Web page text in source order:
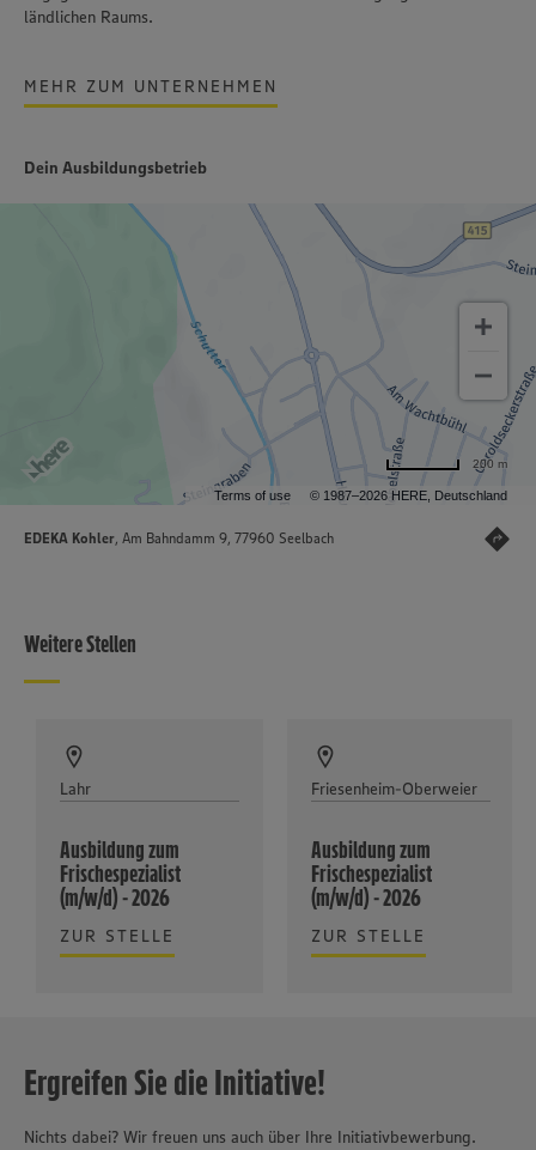
ländlichen Raums.
MEHR ZUM UNTERNEHMEN
Dein Ausbildungsbetrieb
Terms of use © 1987–2026 HERE, Deutschland
200 m
EDEKA Kohler, Am Bahndamm 9, 77960 Seelbach
Weitere Stellen
Lahr
Ausbildung zum
Frischespezialist
(m/w/d) - 2026
ZUR STELLE
Friesenheim-Oberweier
Ausbildung zum
Frischespezialist
(m/w/d) - 2026
ZUR STELLE
Ergreifen Sie die Initiative!
Nichts dabei? Wir freuen uns auch über Ihre Initiativbewerbung.